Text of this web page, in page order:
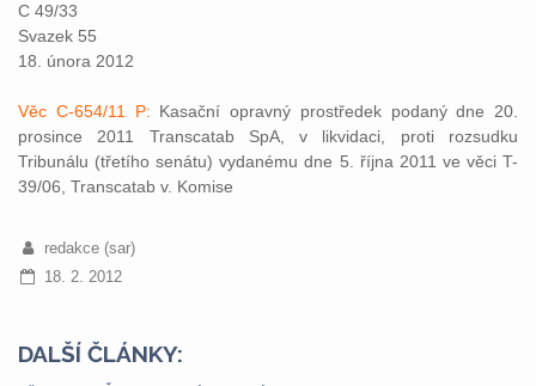
C 49/33
Svazek 55
18. února 2012
Věc C-654/11 P: Kasační opravný prostředek podaný dne 20.
prosince 2011 Transcatab SpA, v likvidaci, proti rozsudku
Tribunálu (třetího senátu) vydanému dne 5. října 2011 ve věci T-
39/06, Transcatab v. Komise
redakce (sar)
18. 2. 2012
DALŠÍ ČLÁNKY: